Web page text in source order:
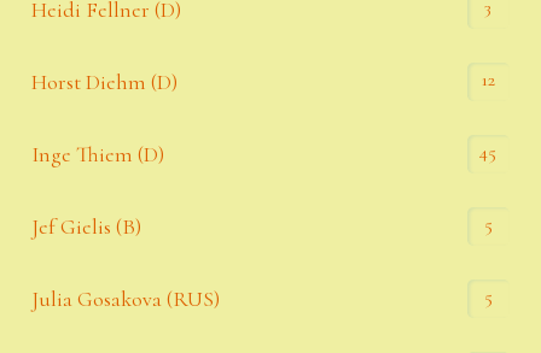
Heidi Fellner (D) 3
Horst Diehm (D) 12
Inge Thiem (D) 45
Jef Gielis (B) 5
Julia Gosakova (RUS) 5